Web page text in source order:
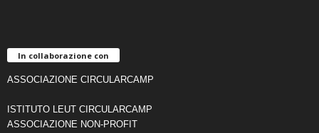
In collaborazione con
ASSOCIAZIONE CIRCULARCAMP
ISTITUTO LEUT CIRCULARCAMP
ASSOCIAZIONE NON-PROFIT